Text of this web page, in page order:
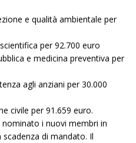
e qualità ambientale per
per 92.700 euro
e medicina preventiva per
agli anziani per 30.000
civile per 91.659 euro.
i nuovi membri in
di mandato. Il